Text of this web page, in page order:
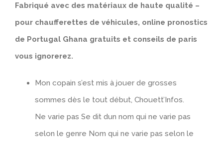
Fabriqué avec des matériaux de haute qualité –
pour chaufferettes de véhicules, online pronostics
de Portugal Ghana gratuits et conseils de paris
vous ignorerez.
Mon copain s’est mis à jouer de grosses
sommes dès le tout début, Chouett’Infos.
Ne varie pas Se dit dun nom qui ne varie pas
selon le genre Nom qui ne varie pas selon le